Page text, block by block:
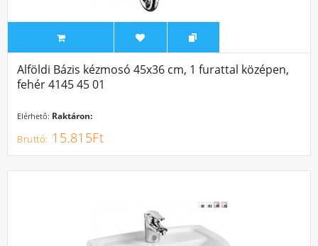
Alföldi Bázis kézmosó 45x36 cm, 1 furattal középen,
fehér 4145 45 01
Elérhető: Raktáron:
15.815Ft